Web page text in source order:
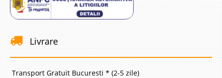
Livrare
Transport Gratuit Bucuresti * (2-5 zile)